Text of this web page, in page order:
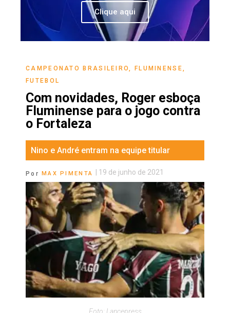
Clique aqui
CAMPEONATO BRASILEIRO FLUMINENSE
FUTEBOL
Com novidades, Roger esboça
Fluminense para o jogo contra
o Fortaleza
Nino e André entram na equipe titular
Por MAX PIMENTA 19 de junho de 2021
Foto: Lancepress